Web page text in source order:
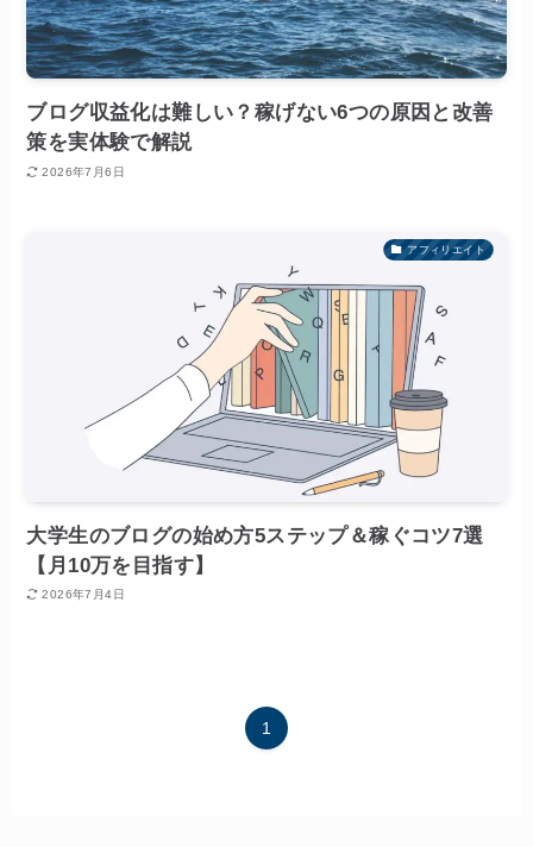
ブログ収益化は難しい？稼げない6つの原因と改善
策を実体験で解説
2026年7月6日
アフィリエイト
大学生のブログの始め方5ステップ＆稼ぐコツ7選
【月10万を目指す】
2026年7月4日
1